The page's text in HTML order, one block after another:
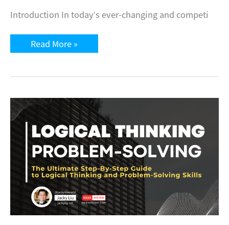
Introduction In today’s ever-changing and competi
Creative
Thinking
Ultimate
Step
Guide
Read More »